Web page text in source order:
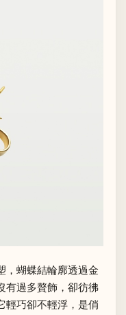
，蝴蝶結輪廓透過金
有過多贅飾，卻彷彿
輕巧卻不輕浮，是俏